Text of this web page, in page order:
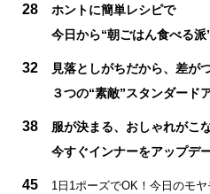
28
ホントに簡単レシピで
今日から“朝ごはん食べる派
32
見落としがちだから、差がつ
３つの“素敵”スタンダード
38
服が決まる、おしゃれがこな
今すぐインナーをアップデー
45 1日1ポーズでOK！今日のモヤ